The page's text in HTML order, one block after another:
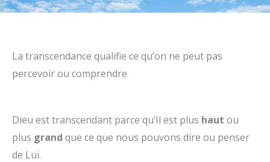
La transcendance qualifie ce qu’on ne peut pas
percevoir ou comprendre
Dieu est transcendant parce qu’Il est plus haut ou
plus grand que ce que nous pouvons dire ou penser
de Lui.